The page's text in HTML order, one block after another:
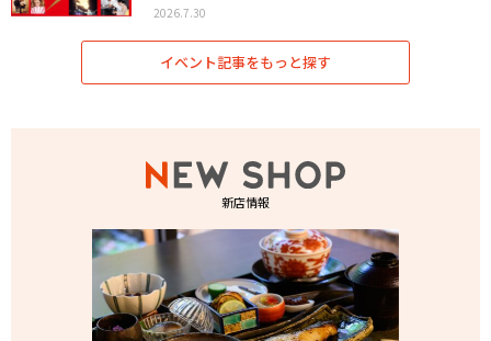
2026.7.30
イベント記事をもっと探す
新店情報